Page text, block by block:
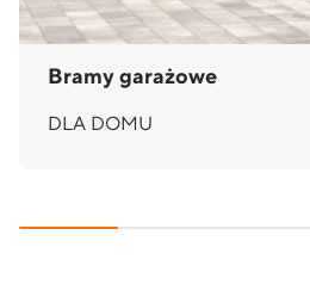
Bramy garażowe
DLA DOMU